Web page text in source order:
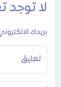
لا توجد
بريدك
تعليق